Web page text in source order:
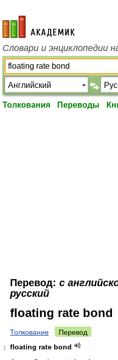
academic.ru
Словари и энциклопедии
Толкования Переводы
Перевод: с
русский
floating rate bond
Толкование Перевод
1
floating rate bond